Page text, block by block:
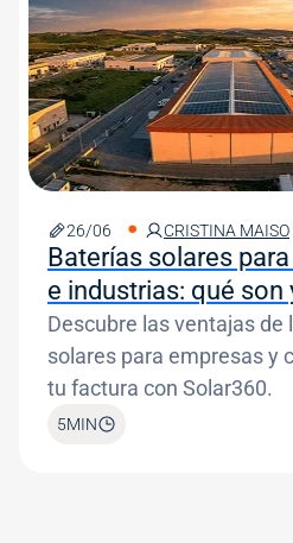
26/06 CRISTINA MAISO
Baterías solares
e industrias: qué son
Descubre las ventajas de
solares para empresas y
tu factura con Solar360.
5MIN